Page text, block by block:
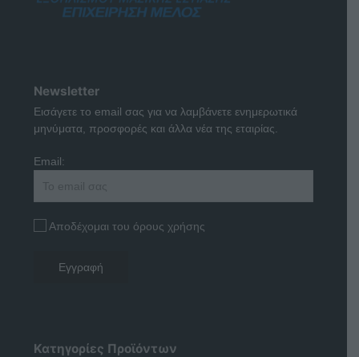
Newsletter
Εισάγετε το email σας για να λαμβάνετε ενημερωτικά
μηνύματα, προσφορές και άλλα νέα της εταιρίας.
Email:
Αποδέχομαι του όρους χρήσης
Κατηγορίες Προϊόντων